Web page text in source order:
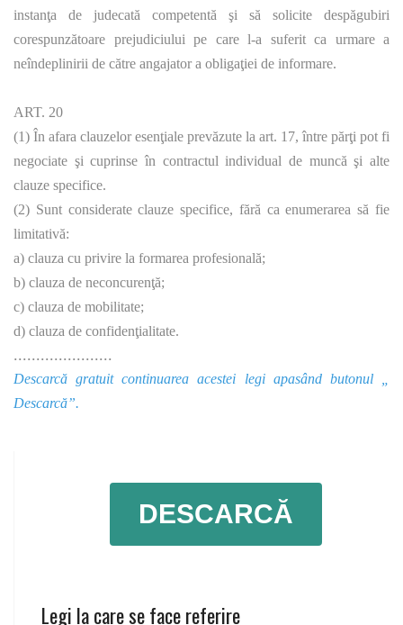
instanţa de judecată competentă şi să solicite despăgubiri
corespunzătoare prejudiciului pe care l-a suferit ca urmare a
neîndeplinirii de către angajator a obligaţiei de informare.
ART. 20
(1) În afara clauzelor esenţiale prevăzute la art. 17, între părţi pot fi
negociate şi cuprinse în contractul individual de muncă şi alte
clauze specifice.
(2) Sunt considerate clauze specifice, fără ca enumerarea să fie
limitativă:
a) clauza cu privire la formarea profesională;
b) clauza de neconcurenţă;
c) clauza de mobilitate;
d) clauza de confidenţialitate.
......................
Descarcă gratuit continuarea acestei legi apasând butonul „
Descarcă”.
DESCARCĂ
Legi la care se face referire